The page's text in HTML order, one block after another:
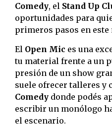
Comedy, el Stand Up
oportunidades para
primeros pasos en este
El Open Mic es una
tu material frente a un
presión de un show
suele ofrecer talleres y
Comedy donde podés
escribir un monólogo
el escenario.